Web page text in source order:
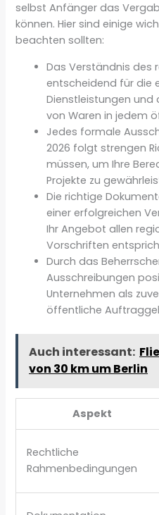
selbst Anfänger das
können. Hier sind einige
beachten sollten:
Das Verständnis des
entscheidend für die
Dienstleistungen und
von Waren in jedem
Jedes formale
2026 folgt strengen
müssen, um Ihre
Projekte zu
Die richtige
einer erfolgreichen
Ihr Angebot allen
Vorschriften
Durch das
Ausschreibungen
Unternehmen als
öffentliche
Auch interessant:
von 30 km um Berlin
Aspekt
Rechtliche
Rahmenbedingungen